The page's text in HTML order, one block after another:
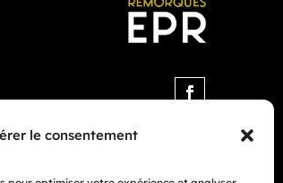
le consentement